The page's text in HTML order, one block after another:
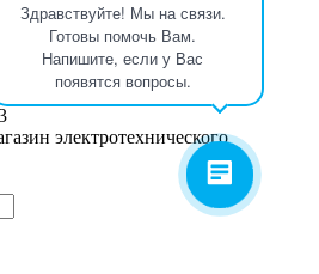
Здравствуйте! Мы на связи.
Готовы помочь Вам.
Напишите, если у Вас
появятся вопросы.
9:00 до 17:00
с 8:30 до 17:30
электротехнического